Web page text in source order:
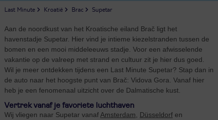
Last Minute Kroatië Brac Supetar
Aan de noordkust van het Kroatische eiland Brač ligt het
havenstadje Supetar. Hier vind je intieme kiezelstranden tussen de
bomen en een mooi middeleeuws stadje. Voor een afwisselende
vakantie op de valreep met strand en cultuur zit je hier dus goed.
Wil je meer ontdekken tijdens een Last Minute Supetar? Stap dan in
de auto naar het hoogste punt van Brač: Vidova Gora. Vanaf hier
heb je een fenomenaal uitzicht over de Dalmatische kust.
Vertrek vanaf je favoriete luchthaven
Wij vliegen naar Supetar vanaf Amsterdam Düsseldorfen